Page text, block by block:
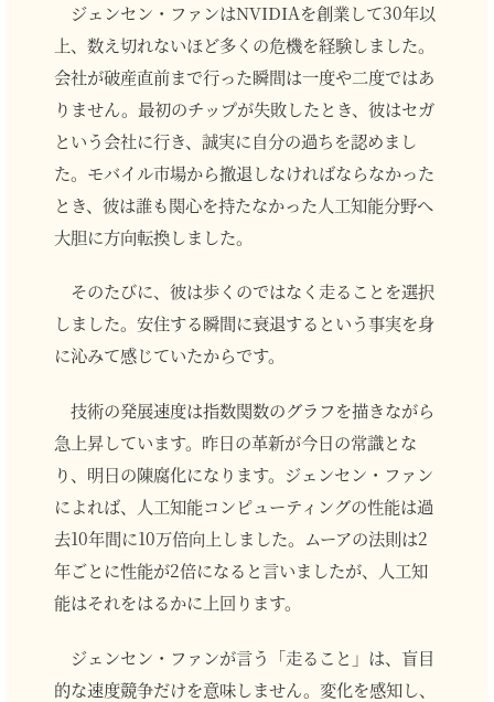
ジェンセン・ファンはNVIDIAを創業して30年以
上、数え切れないほど多くの危機を経験しました。
会社が破産直前まで行った瞬間は一度や二度ではあ
りません。最初のチップが失敗したとき、彼はセガ
という会社に行き、誠実に自分の過ちを認めまし
た。モバイル市場から撤退しなければならなかった
とき、彼は誰も関心を持たなかった人工知能分野へ
大胆に方向転換しました。
そのたびに、彼は歩くのではなく走ることを選択
しました。安住する瞬間に衰退するという事実を身
に沁みて感じていたからです。
技術の発展速度は指数関数のグラフを描きながら
急上昇しています。昨日の革新が今日の常識とな
り、明日の陳腐化になります。ジェンセン・ファン
によれば、人工知能コンピューティングの性能は過
去10年間に10万倍向上しました。ムーアの法則は2
年ごとに性能が2倍になると言いましたが、人工知
能はそれをはるかに上回ります。
ジェンセン・ファンが言う「走ること」は、盲目
的な速度競争だけを意味しません。変化を感知し、